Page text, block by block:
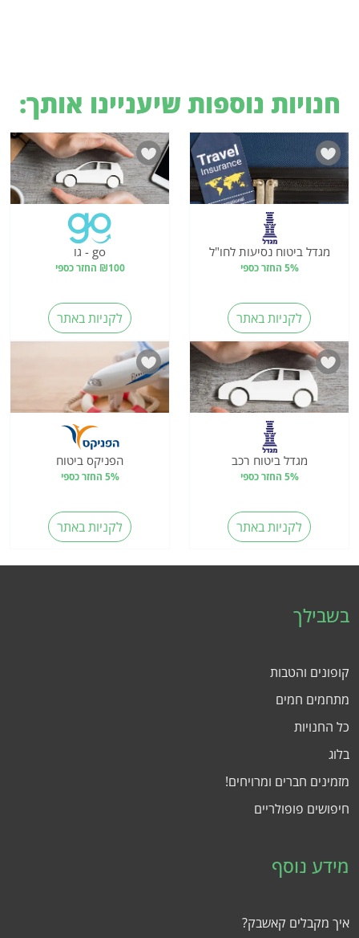
חנויות נוספות שיעניינו אותך:
מגדל ביטוח נסיעות לחו"ל
5% החזר כספי
לקניות באתר
go - גו
₪100 החזר כספי
לקניות באתר
מגדל ביטוח רכב
5% החזר כספי
לקניות באתר
הפניקס ביטוח
5% החזר כספי
לקניות באתר
בשבילך
קופונים והטבות
מתחמים חמים
כל החנויות
בלוג
מזמינים חברים ומרויחים!
חיפושים פופולריים
מידע נוסף
איך מקבלים קאשבק?